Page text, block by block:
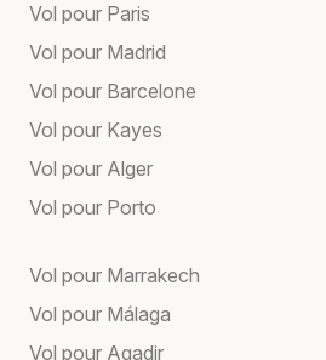
Vol pour Paris
Vol pour Madrid
Vol pour Barcelone
Vol pour Kayes
Vol pour Alger
Vol pour Porto
Vol pour Marrakech
Vol pour Málaga
Vol pour Agadir